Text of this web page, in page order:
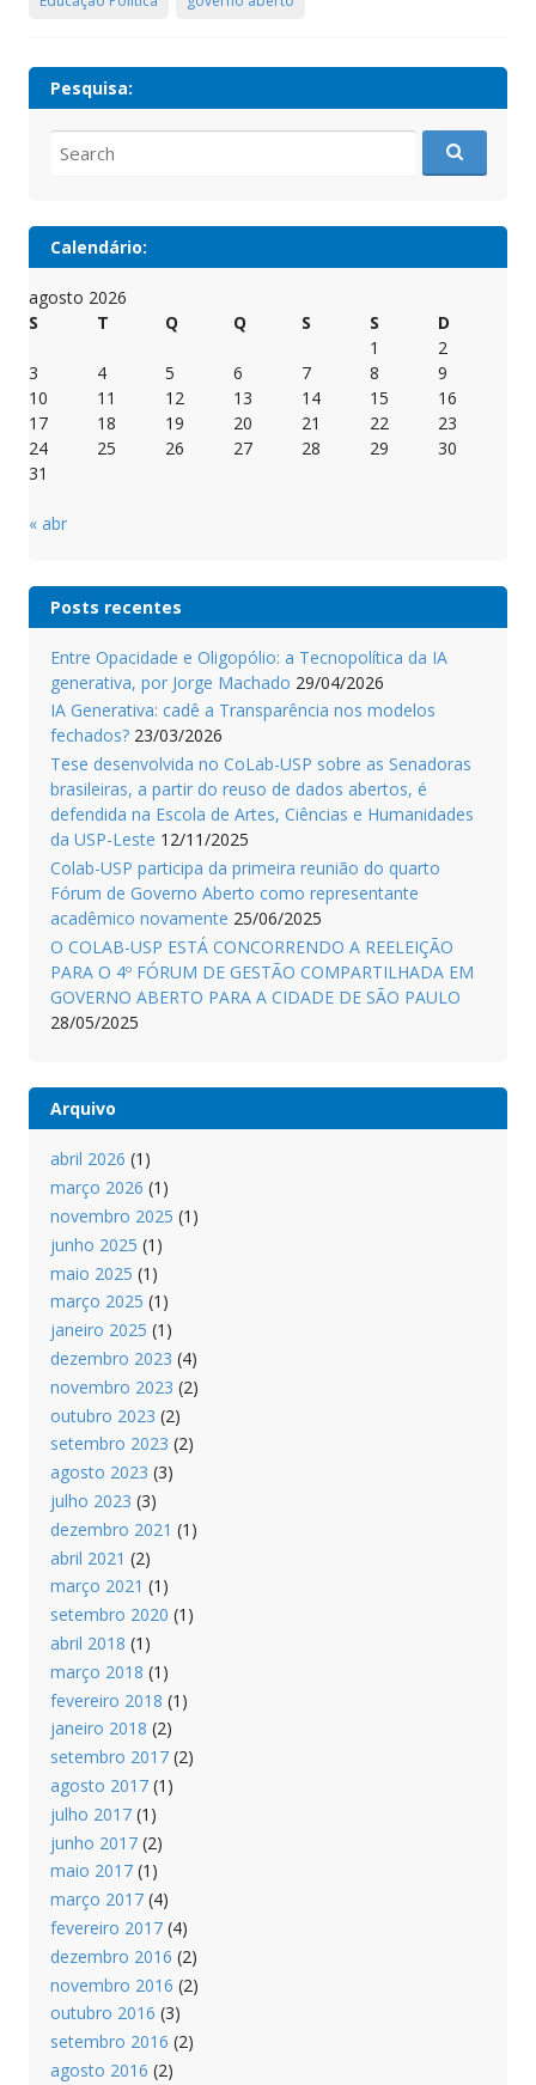
Pesquisa:
for:
Calendário:
agosto 2026
S
T Q Q S S
D
1
2
3
4 5 6 7 8
9
10
11 12 13 14 15
16
17
18 19 20 21 22
23
24
25 26 27 28 29
30
31
« abr
Posts recentes
Entre Opacidade e Oligopólio: a Tecnopolítica da IA
generativa, por Jorge Machado 29/04/2026
IA Generativa: cadê a Transparência nos modelos
fechados? 23/03/2026
Tese desenvolvida no CoLab-USP sobre as Senadoras
brasileiras, a partir do reuso de dados abertos, é
defendida na Escola de Artes, Ciências e Humanidades
da USP-Leste 12/11/2025
Colab-USP participa da primeira reunião do quarto
Fórum de Governo Aberto como representante
acadêmico novamente 25/06/2025
O COLAB-USP ESTÁ CONCORRENDO A REELEIÇÃO
PARA O 4º FÓRUM DE GESTÃO COMPARTILHADA EM
GOVERNO ABERTO PARA A CIDADE DE SÃO PAULO
28/05/2025
Arquivo
abril 2026 (1)
março 2026 (1)
novembro 2025 (1)
junho 2025 (1)
maio 2025 (1)
março 2025 (1)
janeiro 2025 (1)
dezembro 2023 (4)
novembro 2023 (2)
outubro 2023 (2)
setembro 2023 (2)
agosto 2023 (3)
julho 2023 (3)
dezembro 2021 (1)
abril 2021 (2)
março 2021 (1)
setembro 2020 (1)
abril 2018 (1)
março 2018 (1)
fevereiro 2018 (1)
janeiro 2018 (2)
setembro 2017(2)
agosto 2017(1)
julho 2017(1)
junho 2017(2)
maio 2017(1)
março 2017(4)
fevereiro 2017(4)
dezembro 2016 (2)
novembro 2016 (2)
outubro 2016 (3)
setembro 2016 (2)
agosto 2016 (2)